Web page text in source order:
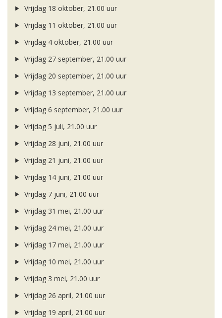
Vrijdag 18 oktober, 21.00 uur
Vrijdag 11 oktober, 21.00 uur
Vrijdag 4 oktober, 21.00 uur
Vrijdag 27 september, 21.00 uur
Vrijdag 20 september, 21.00 uur
Vrijdag 13 september, 21.00 uur
Vrijdag 6 september, 21.00 uur
Vrijdag 5 juli, 21.00 uur
Vrijdag 28 juni, 21.00 uur
Vrijdag 21 juni, 21.00 uur
Vrijdag 14 juni, 21.00 uur
Vrijdag 7 juni, 21.00 uur
Vrijdag 31 mei, 21.00 uur
Vrijdag 24 mei, 21.00 uur
Vrijdag 17 mei, 21.00 uur
Vrijdag 10 mei, 21.00 uur
Vrijdag 3 mei, 21.00 uur
Vrijdag 26 april, 21.00 uur
Vrijdag 19 april, 21.00 uur